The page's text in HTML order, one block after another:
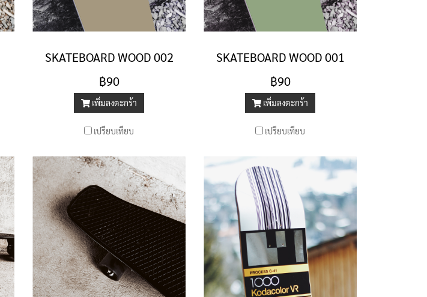
SKATEBOARD WOOD 002
฿90
เพิ่มลงตะกร้า
เปรียบเทียบ
SKATEBOARD WOOD 001
฿90
เพิ่มลงตะกร้า
เปรียบเทียบ